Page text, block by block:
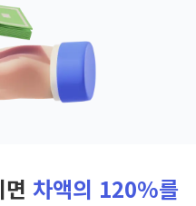
차액의 120%를